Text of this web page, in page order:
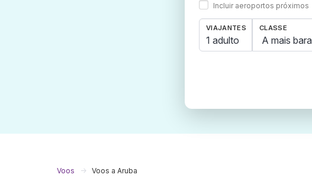
Incluir aeroportos próximos
VIAJANTES
1 adulto
CLASSE
Voos Voos a Aruba